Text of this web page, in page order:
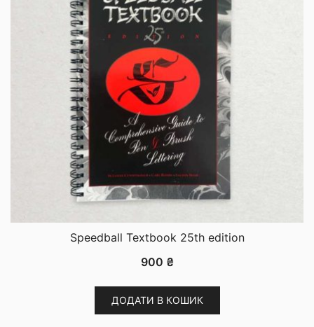
Speedball Textbook 25th edition
900 ₴
ДОДАТИ В КОШИК